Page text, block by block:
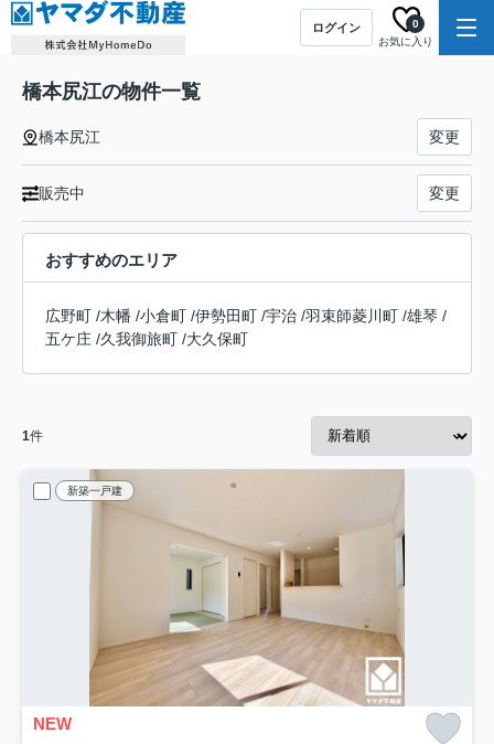
ログイン
お気に入り
0
橋本尻江の物件一覧
橋本尻江 変更
販売中 変更
おすすめのエリア
広野町 /木幡 /小倉町 /伊勢田町 /宇治 /羽束師菱川町 /雄琴 /
五ケ庄 /久我御旅町 /大久保町
1件
新築一戸建
NEW